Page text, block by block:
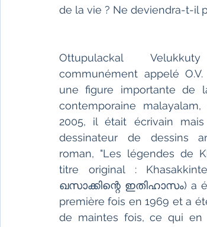
de la vie ? Ne deviendra-t-il
Ottupulackal
communément appelé
une figure importante de
contemporaine
2005, il était écrivain
dessinateur de dessins
roman, "Les légendes de
titre original :
ഖസാക്കിന്റെ ഇതിഹാസം) a
première fois en 1969 et a
de maintes fois, ce qui en